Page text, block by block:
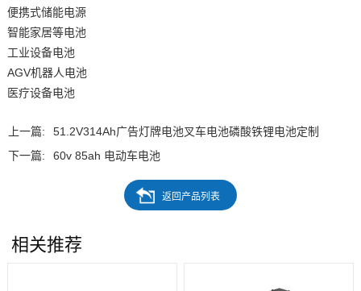
便携式储能电源
智能家居等电池
工业设备电池
AGV机器人电池
医疗设备电池
上一篇:
51.2V314Ah广告灯牌电池叉车电池磷酸铁锂电池定制
下一篇:
60v 85ah 电动车电池
相关推荐